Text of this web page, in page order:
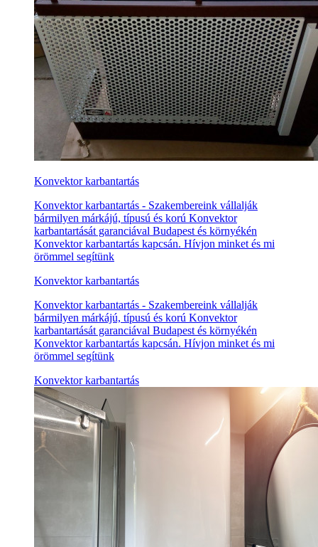
Konvektor karbantartás
Konvektor karbantartás - Szakembereink vállalják
bármilyen márkájú, típusú és korú Konvektor
karbantartását garanciával Budapest és környékén
Konvektor karbantartás kapcsán. Hívjon minket és mi
örömmel segítünk
Konvektor karbantartás
Konvektor karbantartás - Szakembereink vállalják
bármilyen márkájú, típusú és korú Konvektor
karbantartását garanciával Budapest és környékén
Konvektor karbantartás kapcsán. Hívjon minket és mi
örömmel segítünk
Konvektor karbantartás